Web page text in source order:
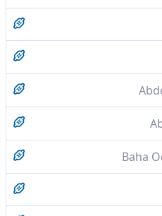
آن [سرزمین] را زیر و رو
باریدیم.
Please check
كرديم و بر آن
پى‌درپى، فرو باريديم،
را زير و رو كرديم و
بارانديم
و زبر کردیم و بر آن